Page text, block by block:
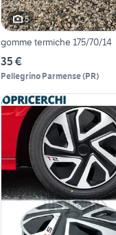
5
gomme termiche 175/70/14
35 €
Pellegrino Parmense(PR)